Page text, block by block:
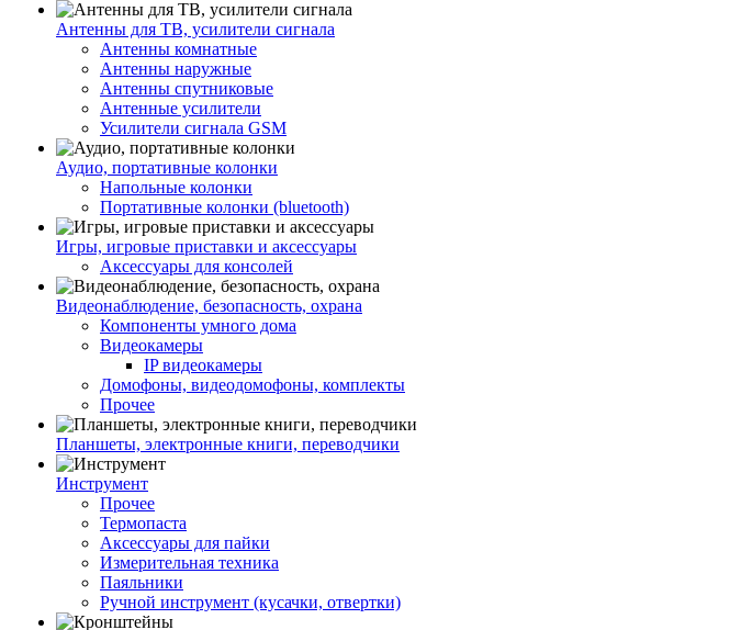
Антенны для ТВ, усилители сигнала
Антенны комнатные
Антенны наружные
Антенны спутниковые
Антенные усилители
Усилители сигнала GSM
Аудио, портативные колонки
Напольные колонки
Портативные колонки (bluetooth)
Игры, игровые приставки и аксессуары
Аксессуары для консолей
Видеонаблюдение, безопасность, охрана
Компоненты умного дома
Видеокамеры
IP видеокамеры
Домофоны, видеодомофоны, комплекты
Прочее
Планшеты, электронные книги, переводчики
Инструмент
Прочее
Термопаста
Аксессуары для пайки
Измерительная техника
Паяльники
Ручной инструмент (кусачки, отвертки)